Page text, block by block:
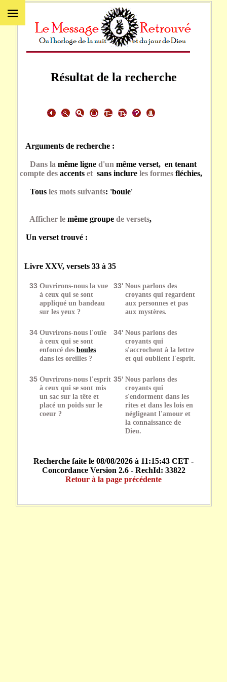
Résultat de la recherche
Arguments de recherche :
Dans la même ligne d'un même verset, en tenant
compte des accents et sans inclureles formes fléchies,
Tous les mots suivants: 'boule'
Afficher le même groupede versets,
Un verset trouvé :
Livre XXV, versets 33 à 35
33 Ouvrirons-nous la vue
à ceux qui se sont
appliqué un bandeau
sur les yeux ?
33' Nous parlons des
croyants qui regardent
aux personnes et pas
aux mystères.
34 Ouvrirons-nous l'ouïe
à ceux qui se sont
enfoncé des boules
dans les oreilles ?
34' Nous parlons des
croyants qui
s'accrochent à la lettre
et qui oublient l'esprit.
35 Ouvrirons-nous l'esprit
à ceux qui se sont mis
un sac sur la tête et
placé un poids sur le
coeur ?
35' Nous parlons des
croyants qui
s'endorment dans les
rites et dans les lois en
négligeant l'amour et
la connaissance de
Dieu.
Recherche faite le 08/08/2026 à 11:15:43 CET -
Concordance Version 2.6 - RechId: 33822
Retour à la page précédente